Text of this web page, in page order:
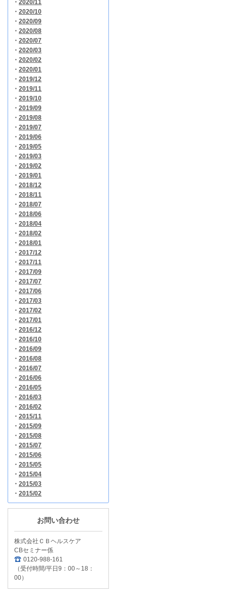
・ 2020/11
・ 2020/10
・ 2020/09
・ 2020/08
・ 2020/07
・ 2020/03
・ 2020/02
・ 2020/01
・ 2019/12
・ 2019/11
・ 2019/10
・ 2019/09
・ 2019/08
・ 2019/07
・ 2019/06
・ 2019/05
・ 2019/03
・ 2019/02
・ 2019/01
・ 2018/12
・ 2018/11
・ 2018/07
・ 2018/06
・ 2018/04
・ 2018/02
・ 2018/01
・ 2017/12
・ 2017/11
・ 2017/09
・ 2017/07
・ 2017/06
・ 2017/03
・ 2017/02
・ 2017/01
・ 2016/12
・ 2016/10
・ 2016/09
・ 2016/08
・ 2016/07
・ 2016/06
・ 2016/05
・ 2016/03
・ 2016/02
・ 2015/11
・ 2015/09
・ 2015/08
・ 2015/07
・ 2015/06
・ 2015/05
・ 2015/04
・ 2015/03
・ 2015/02
お問い合わせ
株式会社ＣＢヘルスケア
CBセミナー係
0120-988-161
（受付時間/平日9：00～18：
00）